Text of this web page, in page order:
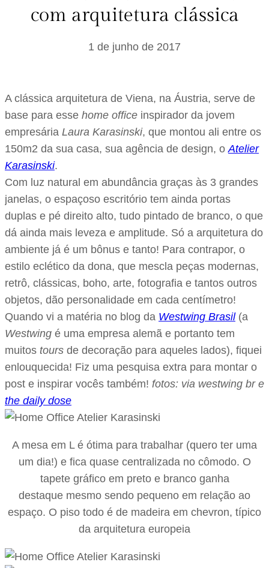
com arquitetura clássica
1 de junho de 2017
A clássica arquitetura de Viena, na Áustria, serve de
base para esse home office inspirador da jovem
empresária Laura Karasinski, que montou ali entre os
150m2 da sua casa, sua agência de design, oAtelier
Karasinski.
Com luz natural em abundância graças às 3 grandes
janelas, o espaçoso escritório tem ainda portas
duplas e pé direito alto, tudo pintado de branco, o que
dá ainda mais leveza e amplitude. Só a arquitetura do
ambiente já é um bônus e tanto! Para contrapor, o
estilo eclético da dona, que mescla peças modernas,
retrô, clássicas, boho, arte, fotografia e tantos outros
objetos, dão personalidade em cada centímetro!
Quando vi a matéria no blog da Westwing Brasil(a
Westwing é uma empresa alemã e portanto tem
muitos tours de decoração para aqueles lados), fiquei
enlouquecida! Fiz uma pesquisa extra para montar o
post e inspirar vocês também! fotos: via westwing br e
the daily dose
A mesa em L é ótima para trabalhar (quero ter uma
um dia!) e fica quase centralizada no cômodo. O
tapete gráfico em preto e branco ganha
destaque mesmo sendo pequeno em relação ao
espaço. O piso todo é de madeira em chevron, típico
da arquitetura europeia